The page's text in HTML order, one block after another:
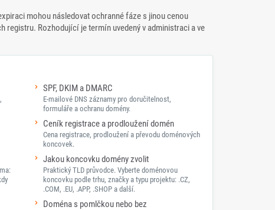
mohou následovat ochranné fáze s jinou cenou
registru. Rozhodující je termín uvedený v administraci a ve
SPF, DKIM a DMARC
E-mailové DNS záznamy pro doručitelnost,
formuláře a ochranu domény.
Ceník registrace a prodloužení domén
Cena registrace, prodloužení a převodu doménových
koncovek.
Jakou koncovku domény zvolit
Praktický TLD průvodce. Vyberte doménovou
koncovku podle trhu, značky a typu projektu: .CZ,
.COM, .EU, .APP, .SHOP a další.
Doména s pomlčkou nebo bez